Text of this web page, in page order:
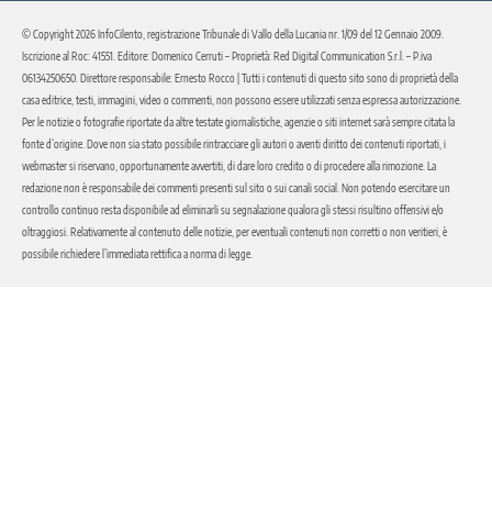
© Copyright 2026 InfoCilento, registrazione Tribunale di Vallo della Lucania nr. 1/09 del 12 Gennaio 2009.
Iscrizione al Roc: 41551. Editore: Domenico Cerruti – Proprietà: Red Digital Communication S.r.l. – P.iva
06134250650. Direttore responsabile: Ernesto Rocco | Tutti i contenuti di questo sito sono di proprietà della
casa editrice, testi, immagini, video o commenti, non possono essere utilizzati senza espressa autorizzazione.
Per le notizie o fotografie riportate da altre testate giornalistiche, agenzie o siti internet sarà sempre citata la
fonte d’origine. Dove non sia stato possibile rintracciare gli autori o aventi diritto dei contenuti riportati, i
webmaster si riservano, opportunamente avvertiti, di dare loro credito o di procedere alla rimozione. La
redazione non è responsabile dei commenti presenti sul sito o sui canali social. Non potendo esercitare un
controllo continuo resta disponibile ad eliminarli su segnalazione qualora gli stessi risultino offensivi e/o
oltraggiosi. Relativamente al contenuto delle notizie, per eventuali contenuti non corretti o non veritieri, è
possibile richiedere l’immediata rettifica a norma di legge.